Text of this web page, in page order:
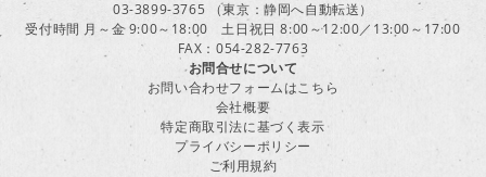
03-3899-3765 （東京：静岡へ自動転送）
受付時間 月～金 9:00～18:00 土日祝日 8:00～12:00／13:00～17:00
FAX：054-282-7763
お問合せについて
お問い合わせフォームはこちら
会社概要
特定商取引法に基づく表示
プライバシーポリシー
ご利用規約